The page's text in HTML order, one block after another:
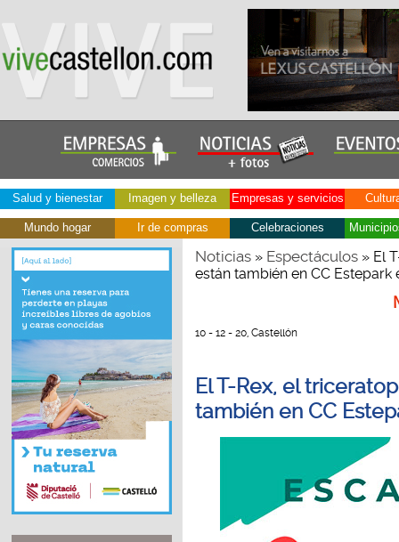
Salud y bienestar Imagen y belleza Empresas y servicios
Mundo hogar Ir de compras Celebraciones
Noticias» Espectáculos» El
están también en CC
10 - 12 - 20, Castellón
El T-Rex, el
también en CC